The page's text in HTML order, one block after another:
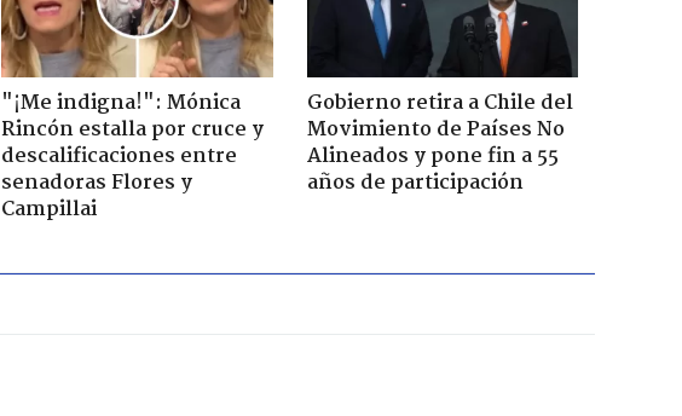
"¡Me indigna!": Mónica
Rincón estalla por cruce y
descalificaciones entre
senadoras Flores y
Campillai
Gobierno retira a Chile del
Movimiento de Países No
Alineados y pone fin a 55
años de participación